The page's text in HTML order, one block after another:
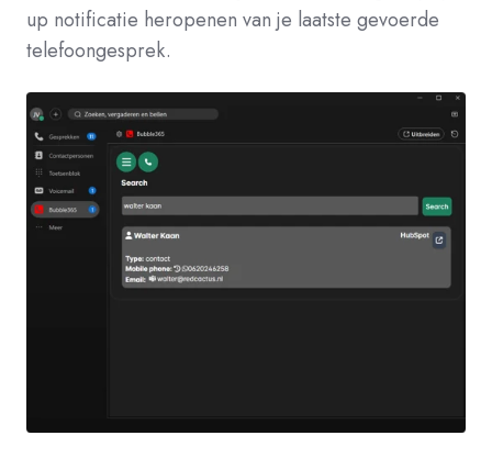
up notificatie heropenen van je laatste gevoerde
telefoongesprek.